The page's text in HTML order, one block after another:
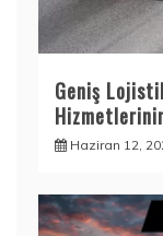
Geniş
Haziran 12,